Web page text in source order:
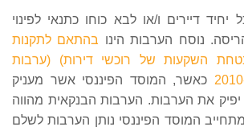
דיירים ו/או לבא כוחו כתנאי לפינוי
נוסח הערבות הינו בהתאם לתקנות
השקעות של רוכשי דירות) (ערבות
כאשר, המוסד הפיננסי אשר מעניק
יפיק את הערבות. הערבות הבנקאית מהווה
המוסד הפיננסי נותן הערבות לשלם